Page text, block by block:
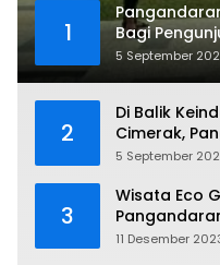
1
Bagi
5 September
2
Di Balik
Cimerak,
5 September
3
Wisata Eco
11 Desember